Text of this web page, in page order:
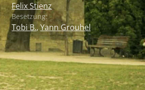
Felix Stienz
Besetzung:
Tobi B.,Yann Grouhel